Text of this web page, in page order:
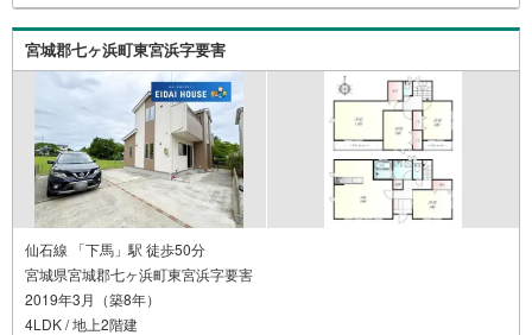
も、誠心誠意ご説明させていただきます。各店舗ではキッ
ズスペースも完備！お子様連れのご家族皆様で、ぜひお越
しください。営業時間:10:00～18:00（定休日:火・水曜日
※店舗により変動あり）現地のご案内も可能ですので、どう
ぞお気軽にお問い合わせください！
宮城郡七ヶ浜町東宮浜字要害
仙石線 「下馬」駅 徒歩50分
宮城県宮城郡七ヶ浜町東宮浜字要害
2019年3月（築8年）
4LDK / 地上2階建